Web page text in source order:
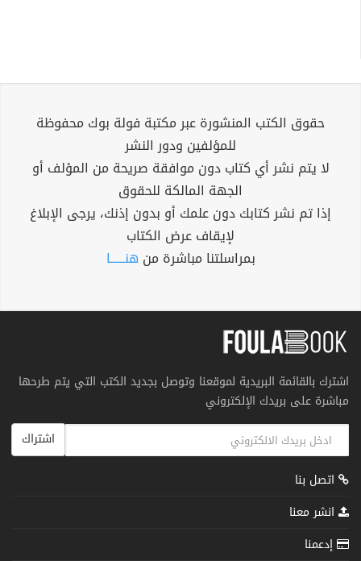
حقوق الكتب المنشورة عبر مكتبة فولة بوك محفوظة
للمؤلفين ودور النشر
لا يتم نشر أي كتاب دون موافقة صريحة من المؤلف أو
الجهة المالكة للحقوق
إذا تم نشر كتابك دون علمك أو بدون إذنك، يرجى الإبلاغ
لإيقاف عرض الكتاب
بمراسلتنا مباشرة من هنــــــا
اشترك بالقائمة البريدية لموقعنا وتوصل بجديد الكتب التي يتم طرحها
مباشرة على بريدك الإلكتروني
اشتراك
اتصل بنا
انشر معنا
إدعمنا